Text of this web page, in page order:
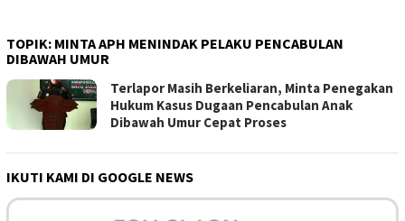
TOPIK: MINTA APH MENINDAK PELAKU PENCABULAN
DIBAWAH UMUR
Terlapor Masih Berkeliaran, Minta Penegakan
Hukum Kasus Dugaan Pencabulan Anak
Dibawah Umur Cepat Proses
IKUTI KAMI DI GOOGLE NEWS